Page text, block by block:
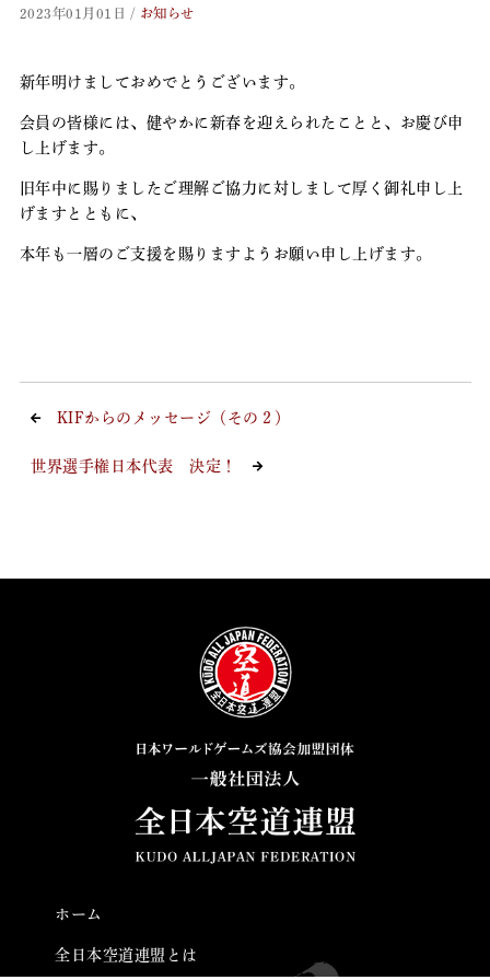
2023年01月01日 / お知らせ
新年明けましておめでとうございます。
会員の皆様には、健やかに新春を迎えられたことと、お慶び申
し上げます。
旧年中に賜りましたご理解ご協力に対しまして厚く御礼申し上
げますとともに、
本年も一層のご支援を賜りますようお願い申し上げます。
KIFからのメッセージ（その２）
世界選手権日本代表 決定！
ホーム
全日本空道連盟とは